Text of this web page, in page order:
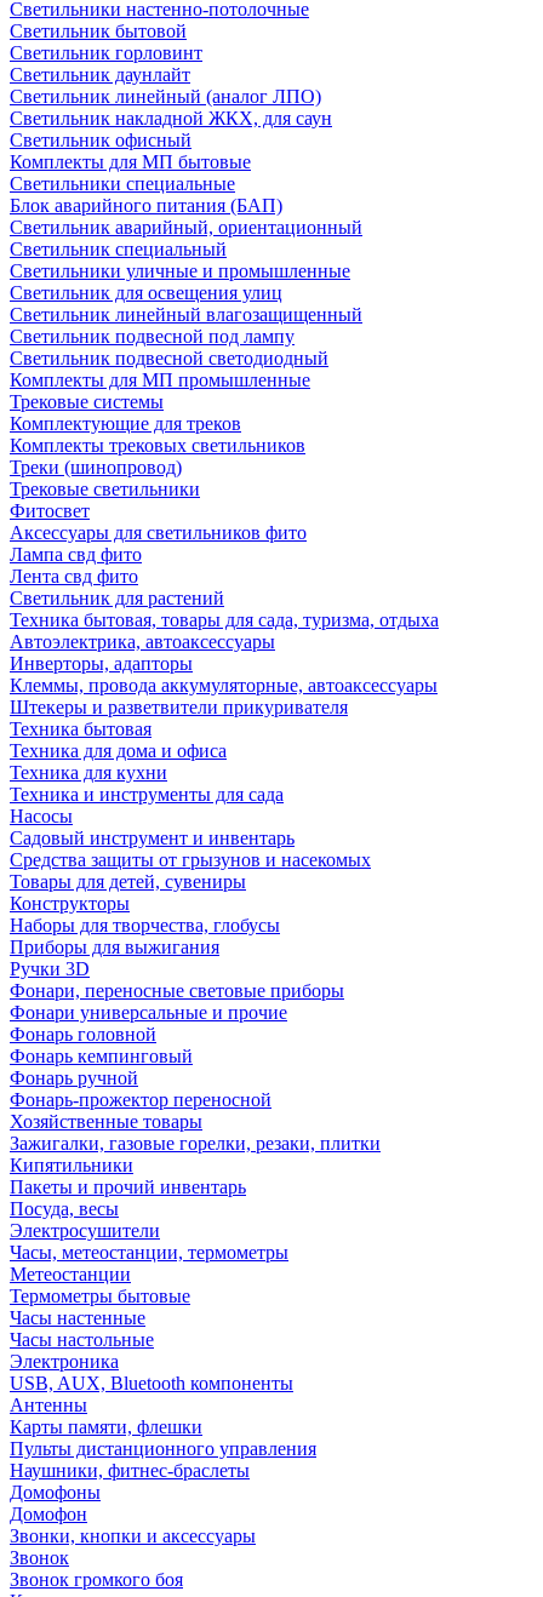
Светильники настенно-потолочные
Светильник бытовой
Светильник горловинт
Светильник даунлайт
Светильник линейный (аналог ЛПО)
Светильник накладной ЖКХ, для саун
Светильник офисный
Комплекты для МП бытовые
Светильники специальные
Блок аварийного питания (БАП)
Светильник аварийный, ориентационный
Светильник специальный
Светильники уличные и промышленные
Светильник для освещения улиц
Светильник линейный влагозащищенный
Светильник подвесной под лампу
Светильник подвесной светодиодный
Комплекты для МП промышленные
Трековые системы
Комплектующие для треков
Комплекты трековых светильников
Треки (шинопровод)
Трековые светильники
Фитосвет
Аксессуары для светильников фито
Лампа свд фито
Лента свд фито
Светильник для растений
Техника бытовая, товары для сада, туризма, отдыха
Автоэлектрика, автоаксессуары
Инверторы, адапторы
Клеммы, провода аккумуляторные, автоаксессуары
Штекеры и разветвители прикуривателя
Техника бытовая
Техника для дома и офиса
Техника для кухни
Техника и инструменты для сада
Насосы
Садовый инструмент и инвентарь
Средства защиты от грызунов и насекомых
Товары для детей, сувениры
Конструкторы
Наборы для творчества, глобусы
Приборы для выжигания
Ручки 3D
Фонари, переносные световые приборы
Фонари универсальные и прочие
Фонарь головной
Фонарь кемпинговый
Фонарь ручной
Фонарь-прожектор переносной
Хозяйственные товары
Зажигалки, газовые горелки, резаки, плитки
Кипятильники
Пакеты и прочий инвентарь
Посуда, весы
Электросушители
Часы, метеостанции, термометры
Метеостанции
Термометры бытовые
Часы настенные
Часы настольные
Электроника
USB, AUX, Bluetooth компоненты
Антенны
Карты памяти, флешки
Пульты дистанционного управления
Наушники, фитнес-браслеты
Домофоны
Домофон
Звонки, кнопки и аксессуары
Звонок
Звонок громкого боя